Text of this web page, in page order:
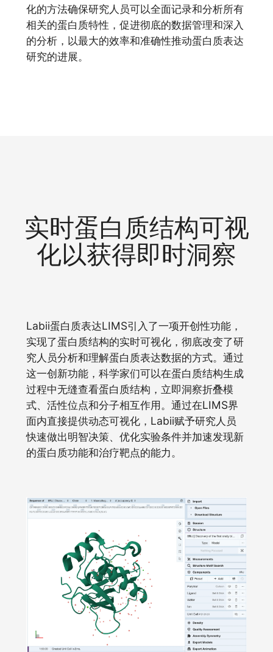
化的方法确保研究人员可以全面记录和分析所有
相关的蛋白质特性，促进彻底的数据管理和深入
的分析，以最大的效率和准确性推动蛋白质表达
研究的进展。
实时蛋白质结构可视
化以获得即时洞察
Labii蛋白质表达LIMS引入了一项开创性功能，
实现了蛋白质结构的实时可视化，彻底改变了研
究人员分析和理解蛋白质表达数据的方式。通过
这一创新功能，科学家们可以在蛋白质结构生成
过程中无缝查看蛋白质结构，立即洞察折叠模
式、活性位点和分子相互作用。通过在LIMS界
面内直接提供动态可视化，Labii赋予研究人员
快速做出明智决策、优化实验条件并加速发现新
的蛋白质功能和治疗靶点的能力。